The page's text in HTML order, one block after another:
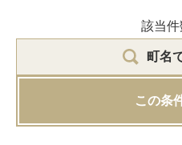
該当件
町名
この条